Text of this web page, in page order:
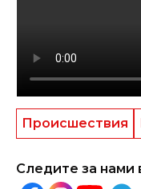
Происшествия
Следите за нами